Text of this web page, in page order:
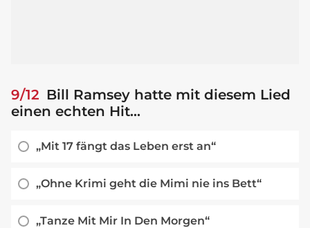
9/12 Bill Ramsey hatte mit diesem Lied
einen echten Hit...
„Mit 17 fängt das Leben erst an“
„Ohne Krimi geht die Mimi nie ins Bett“
„Tanze Mit Mir In Den Morgen“